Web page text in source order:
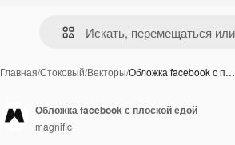
Главная/Стоковый/Векторы/Обложка facebook с п…
Обложка facebook с плоской едой
magnific